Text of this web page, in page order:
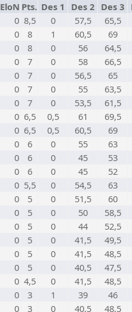
EloN Pts. Des 1 Des 2 Des 3
0 8,5 0 57,5 65,5
0 8 1 60,5 69
0 8 0 56 64,5
0 7 0 58 66,5
0 7 0 56,5 65
0 7 0 55 63,5
0 7 0 53,5 61,5
0 6,5 0,5 61 69,5
0 6,5 0,5 60,5 69
0 6 0 55 63
0 6 0 45 53
0 6 0 45 52
0 5,5 0 54,5 63
0 5 0 51,5 60
0 5 0 50 58,5
0 5 0 44 52,5
0 5 0 41,5 49,5
0 5 0 41,5 48,5
0 5 0 40,5 47,5
0 4,5 0 41,5 48,5
0 3 1 39 46
0 3 0 40,5 48,5